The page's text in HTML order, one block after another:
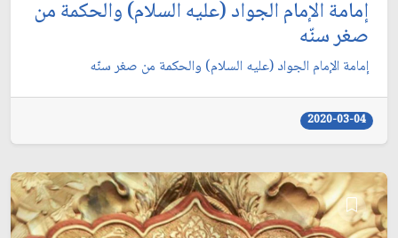
إمامة الإمام الجواد (عليه السلام) والحكمة من
صغر سنّه
إمامة الإمام الجواد (عليه السلام) والحكمة من صغر سنّه
2020-03-04